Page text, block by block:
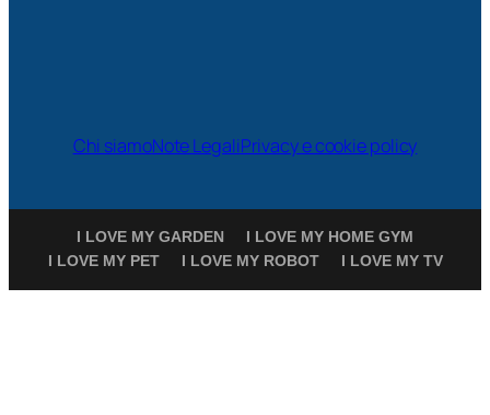
Chi siamoNote LegaliPrivacy e cookie policy
I LOVE MY GARDEN
I LOVE MY HOME GYM
I LOVE MY PET
I LOVE MY ROBOT I LOVE MY TV